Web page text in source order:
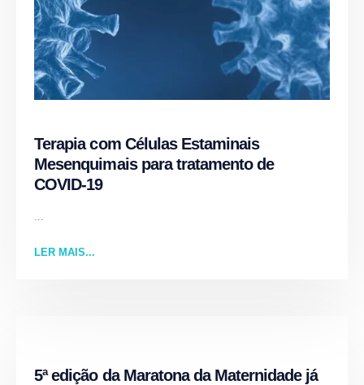
Terapia com Células Estaminais
Mesenquimais para tratamento de
COVID-19
...
LER MAIS...
5ª edição da Maratona da Maternidade já